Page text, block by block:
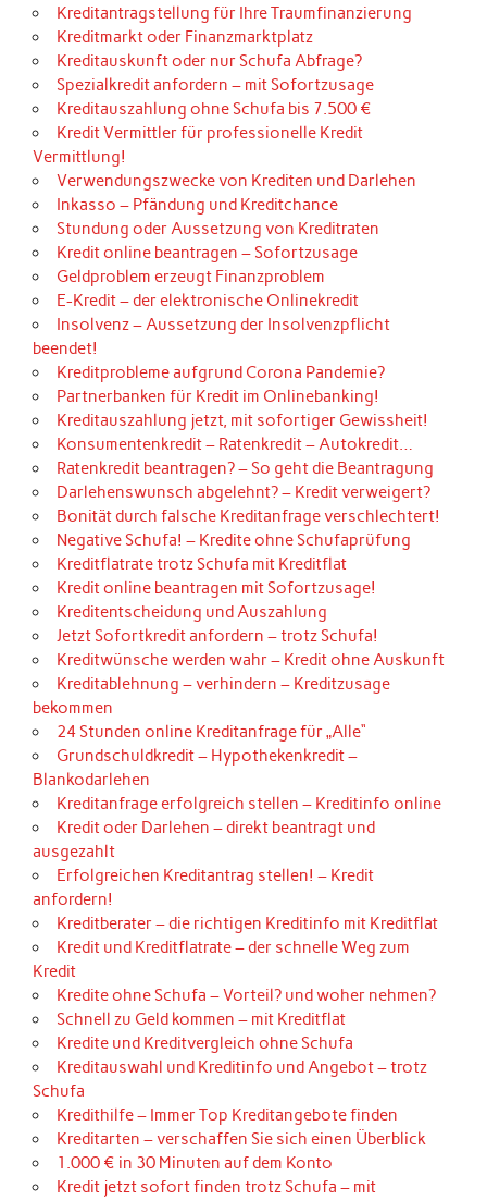
Kreditantragstellung für Ihre Traumfinanzierung
Kreditmarkt oder Finanzmarktplatz
Kreditauskunft oder nur Schufa Abfrage?
Spezialkredit anfordern – mit Sofortzusage
Kreditauszahlung ohne Schufa bis 7.500 €
Kredit Vermittler für professionelle Kredit
Vermittlung!
Verwendungszwecke von Krediten und Darlehen
Inkasso – Pfändung und Kreditchance
Stundung oder Aussetzung von Kreditraten
Kredit online beantragen – Sofortzusage
Geldproblem erzeugt Finanzproblem
E-Kredit – der elektronische Onlinekredit
Insolvenz – Aussetzung der Insolvenzpflicht
beendet!
Kreditprobleme aufgrund Corona Pandemie?
Partnerbanken für Kredit im Onlinebanking!
Kreditauszahlung jetzt, mit sofortiger Gewissheit!
Konsumentenkredit – Ratenkredit – Autokredit…
Ratenkredit beantragen? – So geht die Beantragung
Darlehenswunsch abgelehnt? – Kredit verweigert?
Bonität durch falsche Kreditanfrage verschlechtert!
Negative Schufa! – Kredite ohne Schufaprüfung
Kreditflatrate trotz Schufa mit Kreditflat
Kredit online beantragen mit Sofortzusage!
Kreditentscheidung und Auszahlung
Jetzt Sofortkredit anfordern – trotz Schufa!
Kreditwünsche werden wahr – Kredit ohne Auskunft
Kreditablehnung – verhindern – Kreditzusage
bekommen
24 Stunden online Kreditanfrage für „Alle“
Grundschuldkredit – Hypothekenkredit –
Blankodarlehen
Kreditanfrage erfolgreich stellen – Kreditinfo online
Kredit oder Darlehen – direkt beantragt und
ausgezahlt
Erfolgreichen Kreditantrag stellen! – Kredit
anfordern!
Kreditberater – die richtigen Kreditinfo mit Kreditflat
Kredit und Kreditflatrate – der schnelle Weg zum
Kredit
Kredite ohne Schufa – Vorteil? und woher nehmen?
Schnell zu Geld kommen – mit Kreditflat
Kredite und Kreditvergleich ohne Schufa
Kreditauswahl und Kreditinfo und Angebot – trotz
Schufa
Kredithilfe – Immer Top Kreditangebote finden
Kreditarten – verschaffen Sie sich einen Überblick
1.000 € in 30 Minuten auf dem Konto
Kredit jetzt sofort finden trotz Schufa – mit